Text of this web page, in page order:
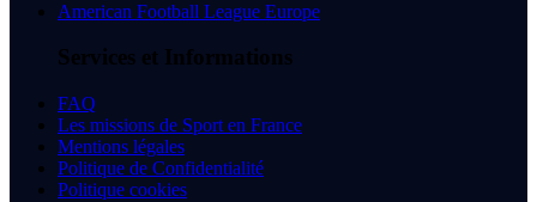
American Football League Europe
Services et Informations
FAQ
Les missions de Sport en France
Mentions légales
Politique de Confidentialité
Politique cookies